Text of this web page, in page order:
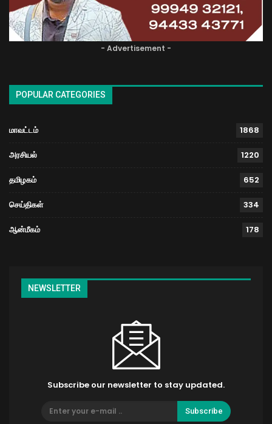
- Advertisement -
POPULAR CATEGORIES
மாவட்டம் 1868
அரசியல் 1220
தமிழகம் 652
செய்திகள் 334
ஆன்மீகம் 178
NEWSLETTER
Subscribe our newsletter to stay updated.
Subscribe